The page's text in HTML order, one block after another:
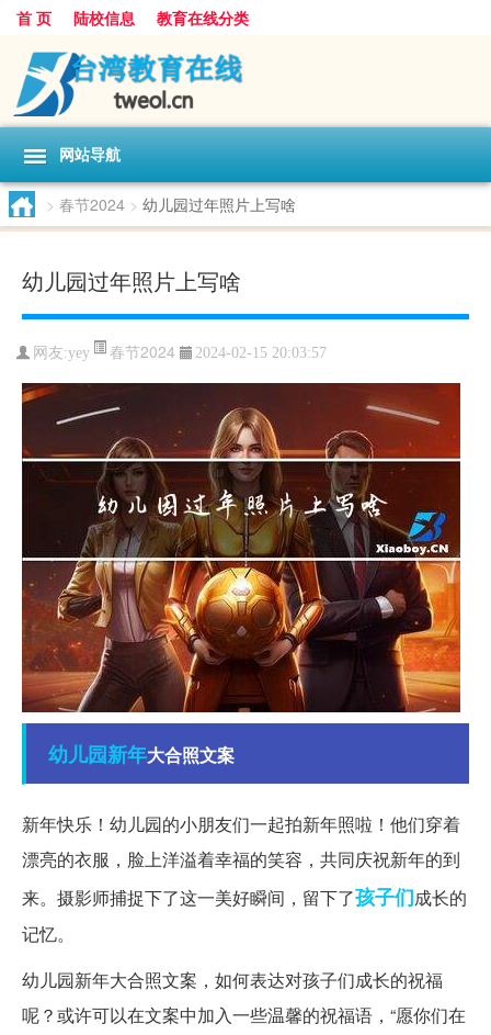
首 页 陆校信息 教育在线分类
网站导航
> 春节2024 > 幼儿园过年照片上写啥
幼儿园过年照片上写啥
网友:yey 春节2024 2024-02-15 20:03:57
幼儿园新年大合照文案
新年快乐！幼儿园的小朋友们一起拍新年照啦！他们穿着
漂亮的衣服，脸上洋溢着幸福的笑容，共同庆祝新年的到
来。摄影师捕捉下了这一美好瞬间，留下了孩子们成长的
记忆。
幼儿园新年大合照文案，如何表达对孩子们成长的祝福
呢？或许可以在文案中加入一些温馨的祝福语，“愿你们在